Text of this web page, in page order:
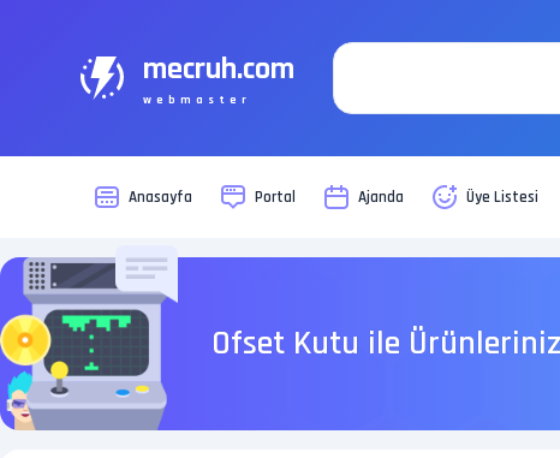
mecruh.com
webmaster
Anasayfa Portal Ajanda Üye Listesi
Ofset Kutu ile